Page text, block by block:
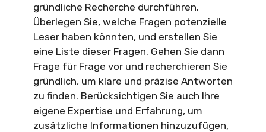
gründliche Recherche durchführen.
Überlegen Sie, welche Fragen potenzielle
Leser haben könnten, und erstellen Sie
eine Liste dieser Fragen. Gehen Sie dann
Frage für Frage vor und recherchieren Sie
gründlich, um klare und präzise Antworten
zu finden. Berücksichtigen Sie auch Ihre
eigene Expertise und Erfahrung, um
zusätzliche Informationen hinzuzufügen,